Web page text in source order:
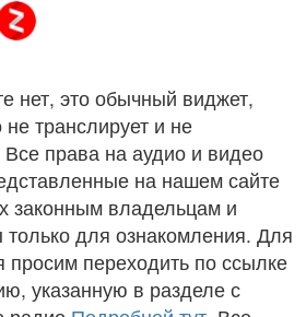
нет, это обычный виджет,
не транслирует и не
Все права на аудио и видео
на нашем сайте
законным владельцам и
только для ознакомления. Для
просим переходить по ссылке
указанную в разделе с